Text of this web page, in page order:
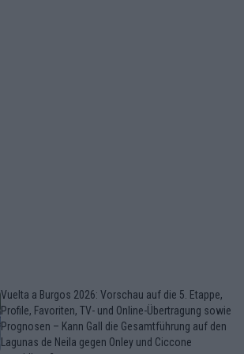
Vuelta a Burgos 2026: Vorschau auf die 5. Etappe,
Profile, Favoriten, TV- und Online-Übertragung sowie
Prognosen – Kann Gall die Gesamtführung auf den
Lagunas de Neila gegen Onley und Ciccone